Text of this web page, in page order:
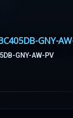
GNY-
GNY-AW-PV